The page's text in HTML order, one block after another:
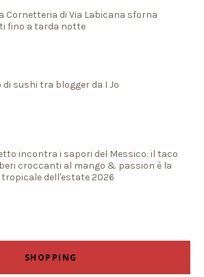
Cornetteria di Via Labicana sforna
fino a tarda notte
di sushi tra blogger da I Jo
incontra i sapori del Messico: il taco
croccanti al mango & passion è la
dell'estate 2026
SHOPPING